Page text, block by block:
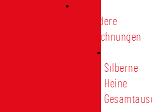
Besondere
Auszeichnungen
Silberne
Heine